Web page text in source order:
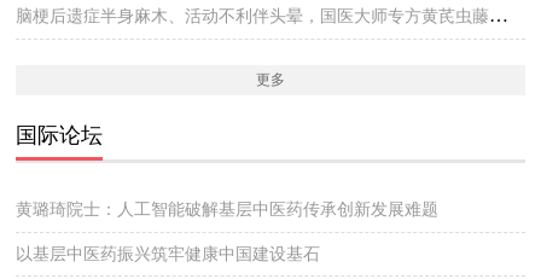
脑梗后遗症半身麻木、活动不利伴头晕，国医大师专方黄芪虫藤饮的实战医案
更多
国际论坛
黄璐琦院士：人工智能破解基层中医药传承创新发展难题
以基层中医药振兴筑牢健康中国建设基石